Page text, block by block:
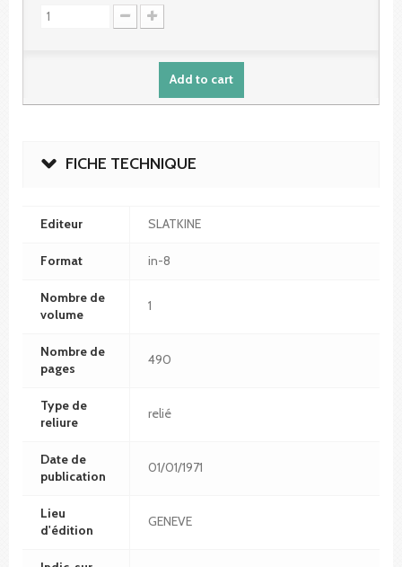
Add to cart
FICHE TECHNIQUE
Editeur SLATKINE
Format in-8
Nombre de
volume
1
Nombre de
pages
490
Type de
reliure
relié
Date de
publication
01/01/1971
Lieu
d'édition
GENEVE